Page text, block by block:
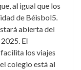
al igual que los
de Béisbol5.
abierta del
El
los viajes
colegio está al